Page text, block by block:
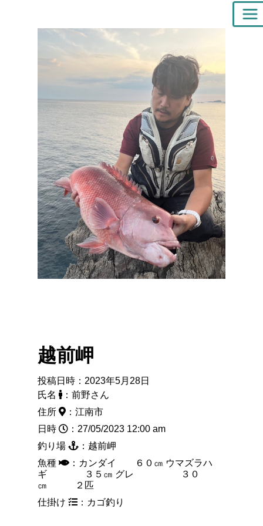
越前岬
投稿日時：2023年5月28日
氏名
：前野さん
住所
：江南市
日時
：27/05/2023 12:00 am
釣り場
：越前岬
魚種
：カンダイ ６０㎝ ウマズラハ
ギ ３５㎝ グレ ３０
㎝ ２匹
仕掛け
：カゴ釣り